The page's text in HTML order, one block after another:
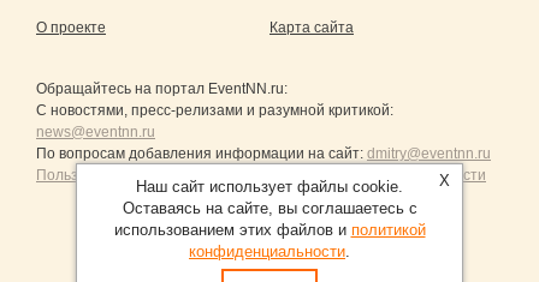
О проекте Карта сайта
Обращайтесь на портал EventNN.ru:
С новостями, пресс-релизами и разумной критикой:
news@eventnn.ru
По вопросам добавления информации на сайт: dmitry@eventnn.ru
Пользовательское Соглашение и политика конфиденциальности
Продвижение сайтов Санкт-Петербург
X
Наш сайт использует файлы cookie.
Оставаясь на сайте, вы соглашаетесь с
использованием этих файлов и политикой
конфиденциальности.